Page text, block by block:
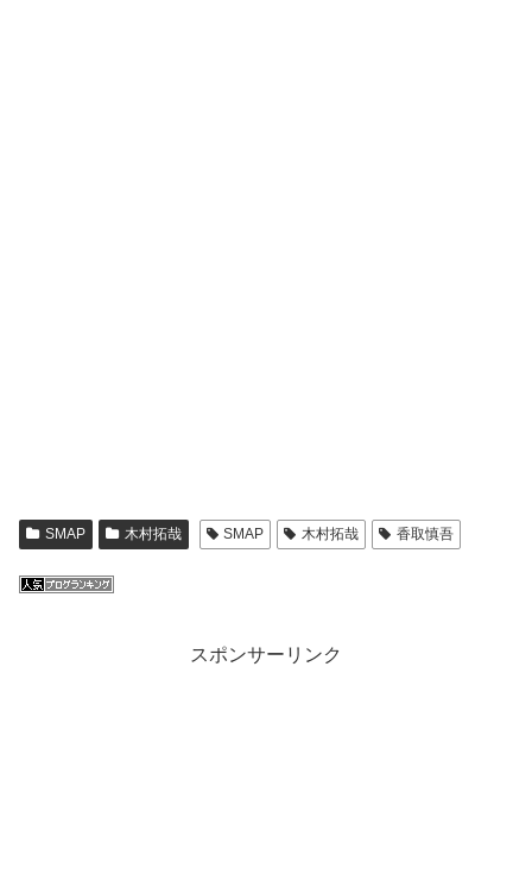
SMAP 木村拓哉 SMAP 木村拓哉 香取慎吾
スポンサーリンク